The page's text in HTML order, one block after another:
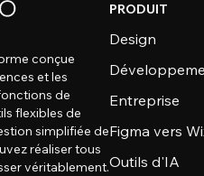
conçue
et les
de
flexibles de
simplifiée de
réaliser tous
véritablement.
PRODUIT
Design
Entreprise
Figma vers
Outils d'IA